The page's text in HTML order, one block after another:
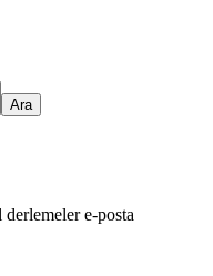
Ara
e-posta